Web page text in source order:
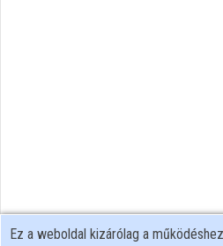
Ez a weboldal kizárólag a